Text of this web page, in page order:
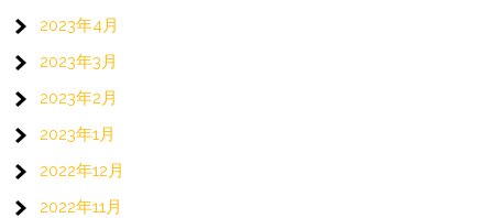
2023年4月
2023年3月
2023年2月
2023年1月
2022年12月
2022年11月